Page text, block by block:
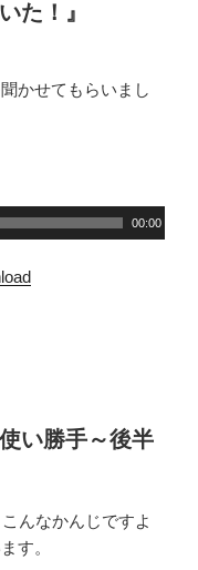
た！』
かせてもらいまし
00:00
い勝手～後半
んなかんじですよ
す。